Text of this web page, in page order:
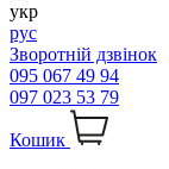
укр
рус
Зворотній дзвінок
095 067 49 94
097 023 53 79
Кошик